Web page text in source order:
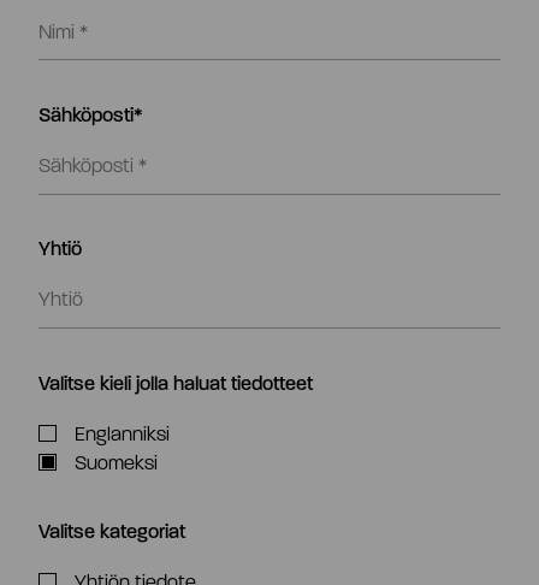
Hyväksytty neuvonantaja
Sähköposti*
Yhtiö
Valitse kieli jolla haluat tiedotteet
Englanniksi
Suomeksi
Valitse kategoriat